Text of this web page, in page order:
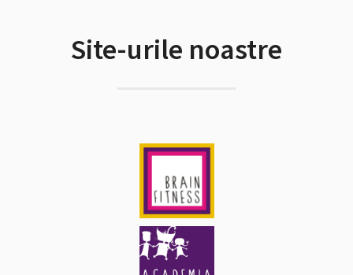
Site-urile noastre